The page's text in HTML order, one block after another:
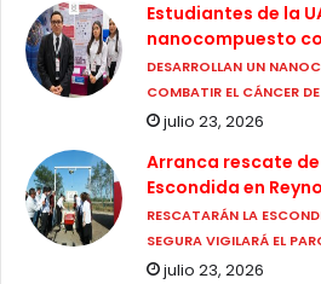
Estudiantes de la
nanocompuesto
DESARROLLAN UN
COMBATIR EL CÁNCER
julio 23, 2026
Arranca rescate
Escondida en
RESCATARÁN LA
SEGURA VIGILARÁ EL
julio 23, 2026